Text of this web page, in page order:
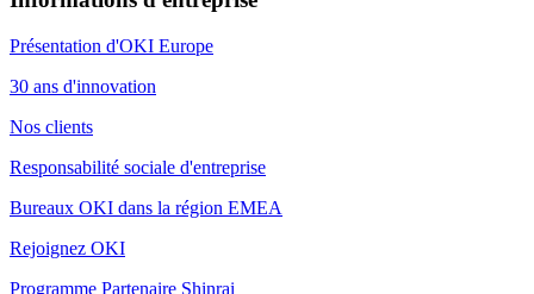
Présentation d'OKI Europe
30 ans d'innovation
Nos clients
Responsabilité sociale d'entreprise
Bureaux OKI dans la région EMEA
Rejoignez OKI
Programme Partenaire Shinrai